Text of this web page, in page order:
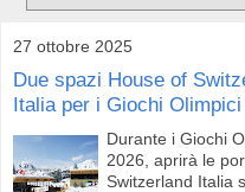
27 ottobre 2025
Due spazi House of
Italia per i Giochi Olimpici
Durante i Giochi
2026, aprirà le
Switzerland Italia